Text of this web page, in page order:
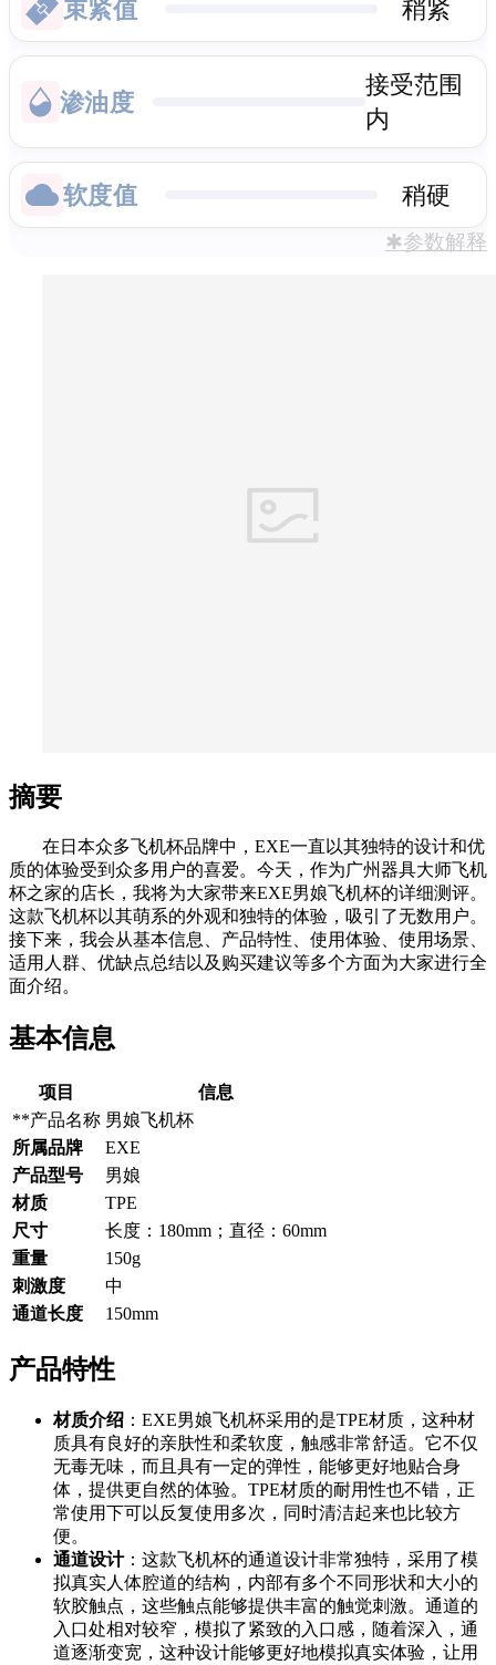
束紧值 稍紧
渗油度
接受范围
内
软度值 稍硬
✱参数解释
摘要
在日本众多飞机杯品牌中，EXE一直以其独特的设计和优
质的体验受到众多用户的喜爱。今天，作为广州器具大师飞机
杯之家的店长，我将为大家带来EXE男娘飞机杯的详细测评。
这款飞机杯以其萌系的外观和独特的体验，吸引了无数用户。
接下来，我会从基本信息、产品特性、使用体验、使用场景、
适用人群、优缺点总结以及购买建议等多个方面为大家进行全
面介绍。
基本信息
项目
信息
**产品名称 男娘飞机杯
所属品牌
EXE
产品型号
男娘
材质
TPE
尺寸
长度：180mm；直径：60mm
重量
150g
刺激度
中
通道长度
150mm
产品特性
材质介绍 ：EXE男娘飞机杯采用的是TPE材质，这种材
质具有良好的亲肤性和柔软度，触感非常舒适。它不仅
无毒无味，而且具有一定的弹性，能够更好地贴合身
体，提供更自然的体验。TPE材质的耐用性也不错，正
常使用下可以反复使用多次，同时清洁起来也比较方
便。
通道设计：这款飞机杯的通道设计非常独特，采用了模
拟真实人体腔道的结构，内部有多个不同形状和大小的
软胶触点，这些触点能够提供丰富的触觉刺激。通道的
入口处相对较窄，模拟了紧致的入口感，随着深入，通
道逐渐变宽，这种设计能够更好地模拟真实体验，让用